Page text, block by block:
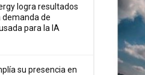
logra resultados
demanda de
para la IA
su presencia en